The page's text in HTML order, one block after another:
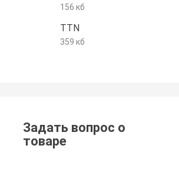
156 кб
TTN
359 кб
Задать вопрос о
товаре